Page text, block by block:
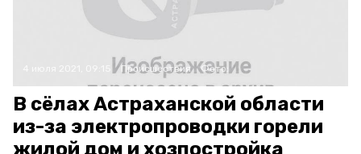
Происшествия Фото:
В сёлах Астраханской области
из-за электропроводки горели
жилой дом и хозпостройка